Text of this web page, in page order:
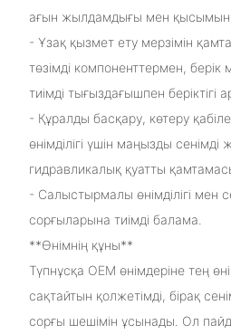
ағын жылдамдығы мен қысымын
- Ұзақ қызмет ету мерзімін
төзімді компоненттермен,
тиімді тығыздағышпен беріктігі
- Құралды басқару, көтеру
өнімділігі үшін маңызды сенімді
гидравликалық қуатты
- Салыстырмалы өнімділігі мен
сорғыларына тиімді балама.
**Өнімнің құны**
Түпнұсқа OEM өнімдеріне тең
сақтайтын қолжетімді, бірақ
сорғы шешімін ұсынады. Ол